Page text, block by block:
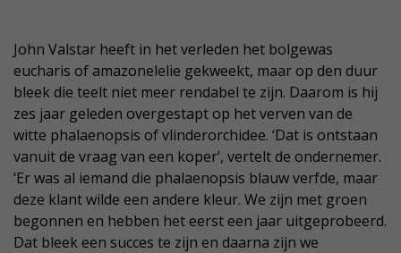
John Valstar heeft in het verleden het bolgewas
eucharis of amazonelelie gekweekt, maar op den duur
bleek die teelt niet meer rendabel te zijn. Daarom is hij
zes jaar geleden overgestapt op het verven van de
witte phalaenopsis of vlinderorchidee. ‘Dat is ontstaan
vanuit de vraag van een koper’, vertelt de ondernemer.
‘Er was al iemand die phalaenopsis blauw verfde, maar
deze klant wilde een andere kleur. We zijn met groen
begonnen en hebben het eerst een jaar uitgeprobeerd.
Dat bleek een succes te zijn en daarna zijn we